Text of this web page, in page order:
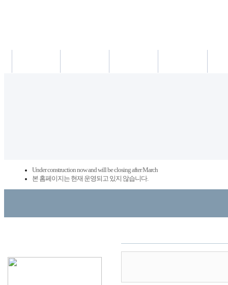
Under construction now and will be closing after March
본 홈페이지는 현재 운영되고 있지 않습니다.